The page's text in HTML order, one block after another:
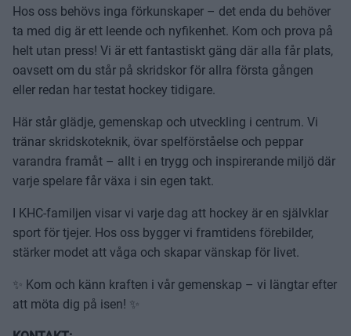
Hos oss behövs inga förkunskaper – det enda du behöver
ta med dig är ett leende och nyfikenhet. Kom och prova på
helt utan press! Vi är ett fantastiskt gäng där alla får plats,
oavsett om du står på skridskor för allra första gången
eller redan har testat hockey tidigare.
Här står glädje, gemenskap och utveckling i centrum. Vi
tränar skridskoteknik, övar spelförståelse och peppar
varandra framåt – allt i en trygg och inspirerande miljö där
varje spelare får växa i sin egen takt.
I KHC-familjen visar vi varje dag att hockey är en självklar
sport för tjejer. Hos oss bygger vi framtidens förebilder,
stärker modet att våga och skapar vänskap för livet.
✨ Kom och känn kraften i vår gemenskap – vi längtar efter
att möta dig på isen! ✨